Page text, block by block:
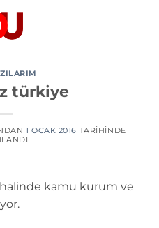
türkiye
1 OCAK 2016 TARIHINDE
kamu kurum ve